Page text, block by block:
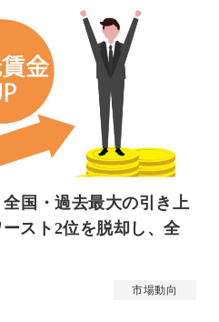
全国・過去最大の引き上
スト2位を脱却し、全
市場動向